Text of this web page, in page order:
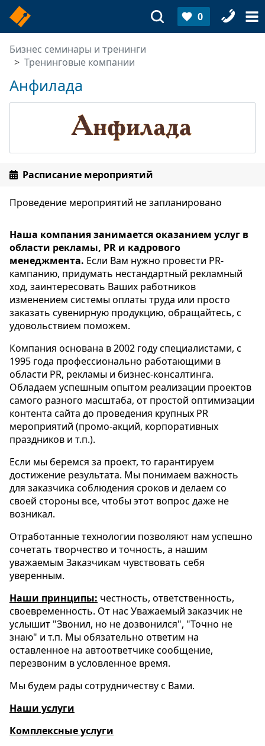
0
Бизнес семинары и тренинги
Тренинговые компании
Анфилада
Расписание мероприятий
Проведение мероприятий не запланировано
Наша компания занимается оказанием услуг в
области рекламы, PR и кадрового
менеджмента. Если Вам нужно провести PR-
кампанию, придумать нестандартный рекламный
ход, заинтересовать Ваших работников
изменением системы оплаты труда или просто
заказать сувенирную продукцию, обращайтесь, с
удовольствием поможем.
Компания основана в 2002 году специалистами, с
1995 года профессионально работающими в
области PR, рекламы и бизнес-консалтинга.
Обладаем успешным опытом реализации проектов
самого разного масштаба, от простой оптимизации
контента сайта до проведения крупных PR
мероприятий (промо-акций, корпоративных
праздников и т.п.).
Если мы беремся за проект, то гарантируем
достижение результата. Мы понимаем важность
для заказчика соблюдения сроков и делаем со
своей стороны все, чтобы этот вопрос даже не
возникал.
Отработанные технологии позволяют нам успешно
сочетать творчество и точность, а нашим
уважаемым Заказчикам чувствовать себя
уверенным.
Наши принципы: честность, ответственность,
своевременность. От нас Уважаемый заказчик не
услышит "Звонил, но не дозвонился", "Точно не
знаю" и т.п. Мы обязательно ответим на
оставленное на автоответчике сообщение,
перезвоним в условленное время.
Мы будем рады сотрудничеству с Вами.
Наши услуги
Комплексные услуги